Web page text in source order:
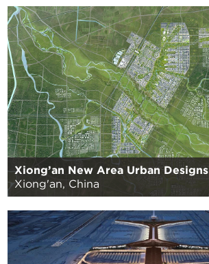
Xiong’an New Area Urban Designs
Xiong'an, China